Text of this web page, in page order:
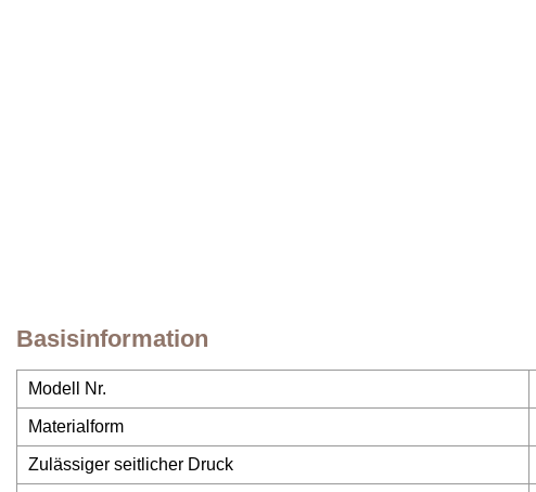
Basisinformation
Modell Nr.
Materialform
Zulässiger seitlicher Druck